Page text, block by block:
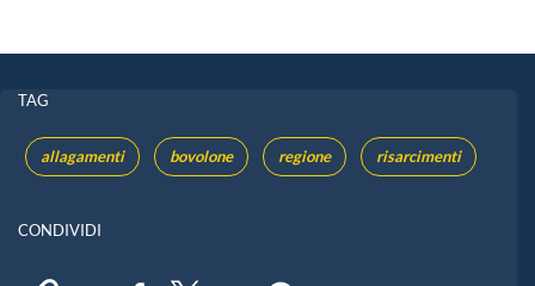
TAG
allagamenti bovolone regione risarcimenti
CONDIVIDI